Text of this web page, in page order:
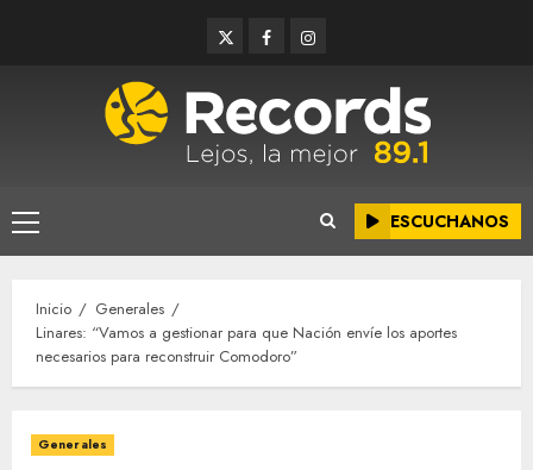
TwitterFacebookInstagram
Menú
principal
ESCUCHANOS
Inicio
Generales
Linares: “Vamos a gestionar para que Nación envíe los aportes
necesarios para reconstruir Comodoro”
Generales